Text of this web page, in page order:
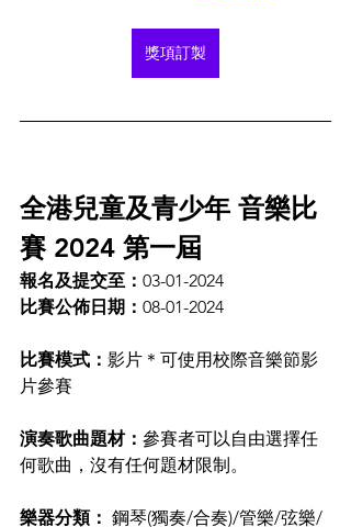
獎項訂製
全港兒童及青少年 音樂比
賽 2024 第一屆
報名及提交至： 03-01-2024
比賽公佈日期： 08-01-2024
比賽模式： 影片＊可使用校際音樂節影
片參賽
演奏歌曲題材： 參賽者可以自由選擇任
何歌曲，沒有任何題材限制。
樂器分類： 鋼琴(獨奏/合奏)/管樂/弦樂/